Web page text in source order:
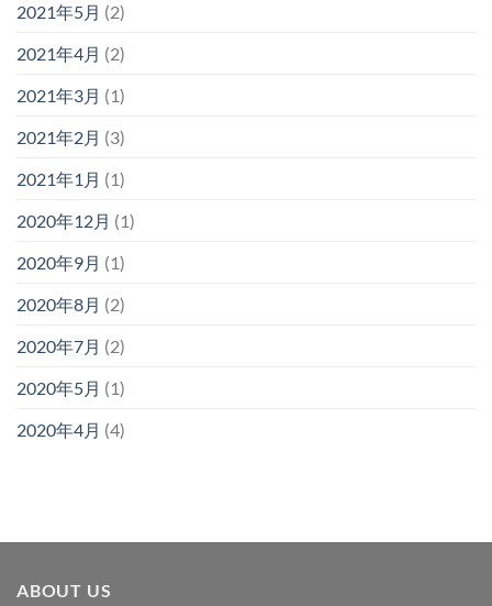
2021年5月 (2)
2021年4月 (2)
2021年3月 (1)
2021年2月 (3)
2021年1月 (1)
2020年12月 (1)
2020年9月 (1)
2020年8月 (2)
2020年7月 (2)
2020年5月 (1)
2020年4月 (4)
ABOUT US